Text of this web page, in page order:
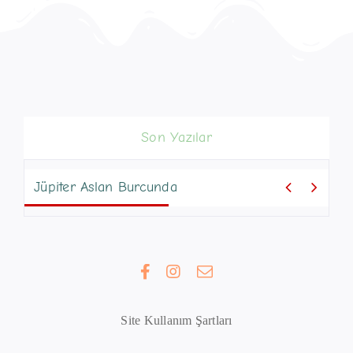
Son Yazılar
Jüpiter Aslan Burcunda  
Site Kullanım Şartları